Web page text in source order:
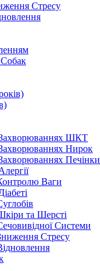
Стресу
ШКТ
Нирок
Печінки
Ваги
та Шерсті
Системи
Стресу